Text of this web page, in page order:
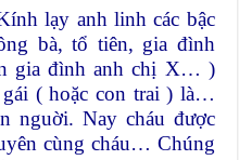
lạy anh linh các bậc
bà, tổ tiên, gia đình
gia đình anh chị X… )
( hoặc con trai ) là…
nguời. Nay cháu được
cùng cháu… Chúng